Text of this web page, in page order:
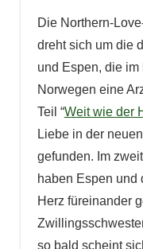
Die Northern-
dreht sich um die
und Espen, die
Norwegen eine
Teil “Weit wie der
Liebe in der
gefunden. Im
haben Espen und
Herz füreinander
so bald scheint